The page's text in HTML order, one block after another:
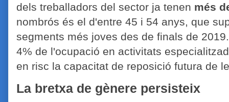
dels treballadors del sector ja tenen més
nombrós és el d'entre 45 i 54 anys, que
segments més joves des de finals de 2019
4% de l'ocupació en activitats
en risc la capacitat de reposició futura de
La bretxa de gènere persisteix